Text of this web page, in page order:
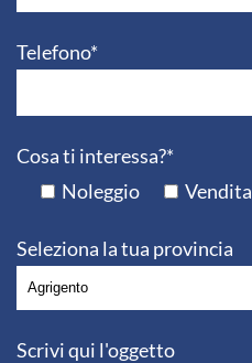
Telefono*
Cosa ti interessa?*
Noleggio
Vendita
Seleziona la tua provincia
Scrivi qui l'oggetto